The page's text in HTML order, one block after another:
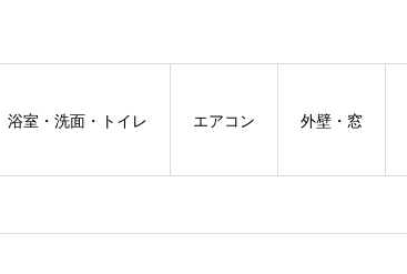
浴室・洗面・トイレ エアコン 外壁・窓